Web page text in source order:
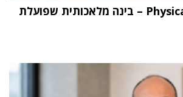
"העתיד הוא Physical AI – בינה מלאכותית שפועלת